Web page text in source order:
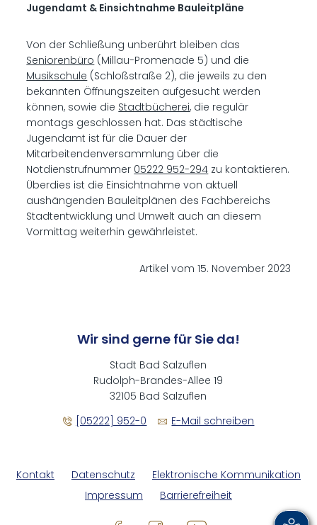
Jugendamt & Einsichtnahme Bauleitpläne
Von der Schließung unberührt bleiben das
Seniorenbüro (Millau-Promenade 5) und die
Musikschule (Schloßstraße 2), die jeweils zu den
bekannten Öffnungszeiten aufgesucht werden
können, sowie die Stadtbücherei, die regulär
montags geschlossen hat. Das städtische
Jugendamt ist für die Dauer der
Mitarbeitendenversammlung über die
Notdienstrufnummer 05222 952-294 zu kontaktieren.
Überdies ist die Einsichtnahme von aktuell
aushängenden Bauleitplänen des Fachbereichs
Stadtentwicklung und Umwelt auch an diesem
Vormittag weiterhin gewährleistet.
Artikel vom 15. November 2023
Wir sind gerne für Sie da!
Stadt Bad Salzuflen
Rudolph-Brandes-Allee 19
32105 Bad Salzuflen
[05222] 952-0
E-Mail schreiben
Kontakt Datenschutz
Elektronische Kommunikation
Impressum
Barrierefreiheit